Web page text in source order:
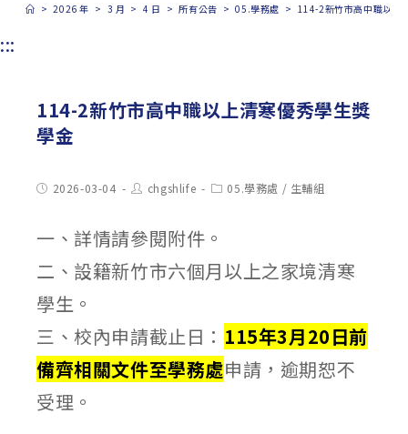
> 2026 年 > 3 月 > 4 日 > 所有公告 > 05.學務處 > 114-2新竹市高中職以上
:::
114-2新竹市高中職以上清寒優秀學生獎
學金
Post2026-03-04
Post
author:
chgshlife
Post05.學務處 / 生輔組
一、詳情請參閱附件。
二、設籍新竹市六個月以上之家境清寒
學生。
三、校內申請截止日： 115年3月20日前
備齊相關文件至學務處申請，逾期恕不
受理。